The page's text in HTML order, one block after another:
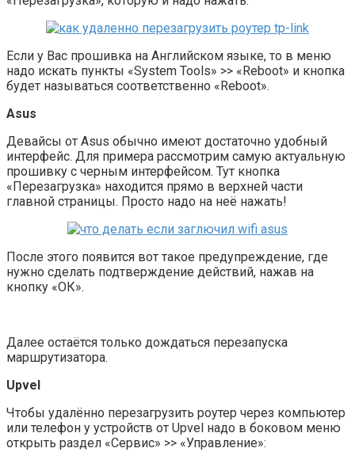
Если у Вас прошивка на Английском языке, то в меню
надо искать пункты «System Tools» >> «Reboot» и кнопка
будет называться соответственно «Reboot».
Asus
Девайсы от Asus обычно имеют достаточно удобный
интерфейс. Для примера рассмотрим самую актуальную
прошивку с черным интерфейсом. Тут кнопка
«Перезагрузка» находится прямо в верхней части
главной страницы. Просто надо на неё нажать!
После этого появится вот такое предупреждение, где
нужно сделать подтверждение действий, нажав на
кнопку «ОК».
Далее остаётся только дождаться перезапуска
маршрутизатора.
Upvel
Чтобы удалённо перезагрузить роутер через компьютер
или телефон у устройств от Upvel надо в боковом меню
открыть раздел «Сервис» >> «Управление»: